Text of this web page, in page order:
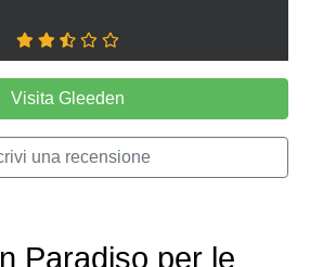
Visita Gleeden
una recensione
Paradiso per le